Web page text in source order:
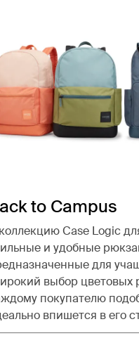
to Campus
Case Logic
и удобные
для
выбор цветовых
покупателю
впишется в его